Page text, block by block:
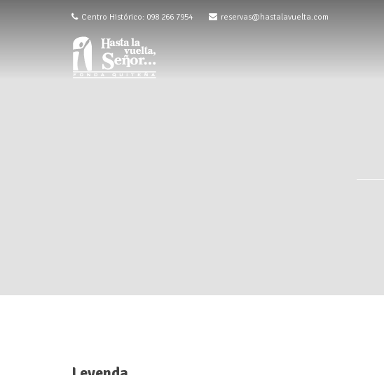
Centro Histórico: 098 266 7954 reservas@hastalavuelta.com